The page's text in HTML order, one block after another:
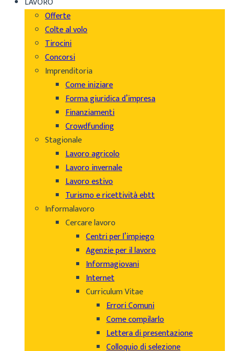
Offerte
Colte al volo
Tirocini
Concorsi
Imprenditoria
Come iniziare
Forma giuridica d’impresa
Finanziamenti
Crowdfunding
Stagionale
Lavoro agricolo
Lavoro invernale
Lavoro estivo
Turismo e ricettività ebtt
Informalavoro
Cercare lavoro
Centri per l’impiego
Agenzie per il lavoro
Informagiovani
Internet
Curriculum Vitae
Errori Comuni
Come compilarlo
Lettera di presentazione
Colloquio di selezione